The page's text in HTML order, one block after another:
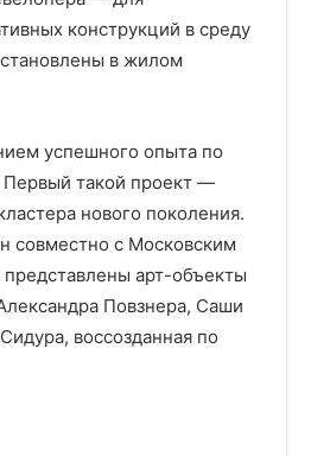
конструкций в среду
в жилом
успешного опыта по
Первый такой проект —
нового поколения.
совместно с Московским
арт-объекты
Повзнера, Саши
воссозданная по